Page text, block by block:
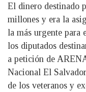
El dinero destinado
millones y era la
la más urgente para
los diputados
a petición de
Nacional El
de los veteranos y